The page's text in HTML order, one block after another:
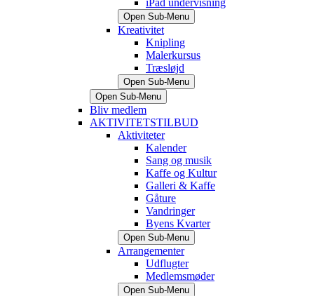
Open Sub-Menu
Kreativitet
Knipling
Malerkursus
Træsløjd
Open Sub-Menu
Open Sub-Menu
Bliv medlem
AKTIVITETSTILBUD
Aktiviteter
Kalender
Sang og musik
Kaffe og Kultur
Galleri & Kaffe
Gåture
Vandringer
Byens Kvarter
Open Sub-Menu
Arrangementer
Udflugter
Medlemsmøder
Open Sub-Menu